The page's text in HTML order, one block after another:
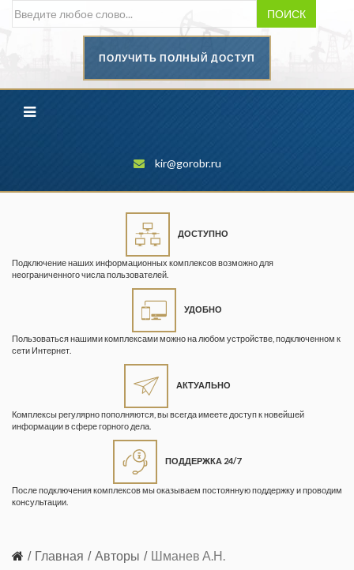
ПОИСК
ПОЛУЧИТЬ ПОЛНЫЙ ДОСТУП
kir@gorobr.ru
ДОСТУПНО
Подключение наших информационных комплексов возможно для
неограниченного числа пользователей.
УДОБНО
Пользоваться нашими комплексами можно на любом устройстве, подключенном к
сети Интернет.
АКТУАЛЬНО
Комплексы регулярно пополняются, вы всегда имеете доступ к новейшей
информации в сфере горного дела.
ПОДДЕРЖКА 24/7
После подключения комплексов мы оказываем постоянную поддержку и проводим
консультации.
Главная Авторы Шманев А.Н.
промышленности
Геопрофи
Горнопромышленные ведомости
Кузбасса. Информационный
безопасность»
Информационный бюллетень
атомному надзору